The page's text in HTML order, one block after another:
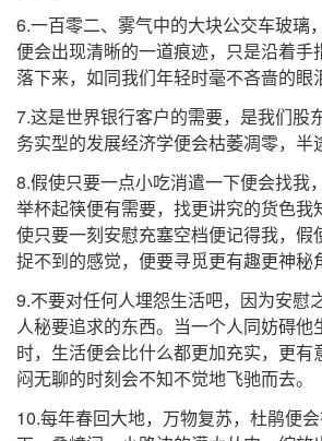
6.一百零二、雾气中的大块公交车玻璃
便会出现清晰的一道痕迹，只是沿着手
落下来，如同我们年轻时毫不吝啬的眼
7.这是世界银行客户的需要，是我们股
务实型的发展经济学便会枯萎凋零，半
8.假使只要一点小吃消遣一下便会找我
举杯起筷便有需要，找更讲究的货色我
使只要一刻安慰充塞空档便记得我，假
捉不到的感觉，便要寻觅更有趣更神秘
9.不要对任何人埋怨生活吧，因为安慰
人秘要追求的东西。当一个人同妨碍他
时，生活便会比什么都更加充实，更有
闷无聊的时刻会不知不觉地飞驰而去。
10.每年春回大地，万物复苏，杜鹃便